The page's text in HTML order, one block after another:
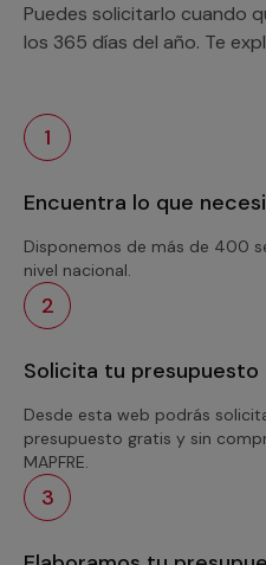
Puedes solicitarlo cuando
los 365 días del año. Te
1
Encuentra lo que
Disponemos de más de 400
nivel nacional.
2
Solicita tu presupuesto
Desde esta web podrás
presupuesto gratis y sin
MAPFRE.
3